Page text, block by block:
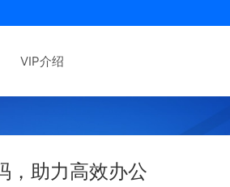
VIP介绍
，助力高效办公